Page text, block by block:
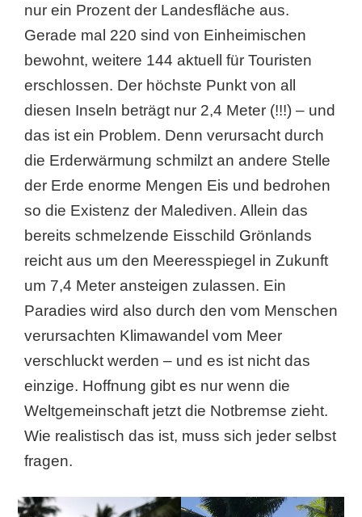
nur ein Prozent der Landesfläche aus.
Gerade mal 220 sind von Einheimischen
bewohnt, weitere 144 aktuell für Touristen
erschlossen. Der höchste Punkt von all
diesen Inseln beträgt nur 2,4 Meter (!!!) – und
das ist ein Problem. Denn verursacht durch
die Erderwärmung schmilzt an andere Stelle
der Erde enorme Mengen Eis und bedrohen
so die Existenz der Malediven. Allein das
bereits schmelzende Eisschild Grönlands
reicht aus um den Meeresspiegel in Zukunft
um 7,4 Meter ansteigen zulassen. Ein
Paradies wird also durch den vom Menschen
verursachten Klimawandel vom Meer
verschluckt werden – und es ist nicht das
einzige. Hoffnung gibt es nur wenn die
Weltgemeinschaft jetzt die Notbremse zieht.
Wie realistisch das ist, muss sich jeder selbst
fragen.